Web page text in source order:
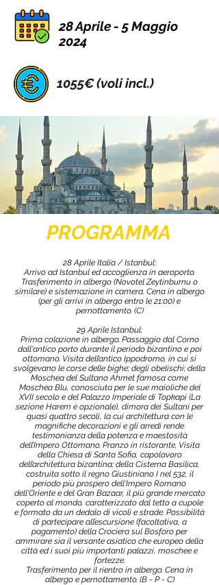
28 Aprile - 5 Maggio
2024
1055€ (voli incl.)
PROGRAMMA
28 Aprile Italia / Istanbul:
Arrivo ad Istanbul ed accoglienza in aeroporto.
Trasferimento in albergo (Novotel Zeytinburnu o
similare) e sistemazione in camera. Cena in albergo
(per gli arrivi in albergo entro le 21:00) e
pernottamento. (C)
29 Aprile Istanbul:
Prima colazione in albergo. Passaggio dal Corno
dall'antico porto durante il periodo bizantino e poi
ottomano. Visita dell’antico Ippodromo, in cui si
svolgevano le corse delle bighe; degli obelischi; della
Moschea del Sultano Ahmet famosa come
Moschea Blu, conosciuta per le sue maioliche del
XVII secolo e del Palazzo Imperiale di Topkapi (La
sezione Harem è opzionale), dimora dei Sultani per
quasi quattro secoli, la cui architettura con le
magnifiche decorazioni e gli arredi rende
testimonianza della potenza e maestosità
dell’Impero Ottomano. Pranzo in ristorante. Visita
della Chiesa di Santa Sofia, capolavoro
dell’architettura bizantina; della Cisterna Basilica,
costruita sotto il regno Giustiniano I nel 532, il
periodo più prospero dell'Impero Romano
dell'Oriente e del Gran Bazaar, il più grande mercato
coperto al mondo, caratterizzato dal tetto a cupole
e formato da un dedalo di vicoli e strade. Possibilità
di partecipare all’escursione (facoltativa, a
pagamento) della Crociera sul Bosforo per
ammirare sia il versante asiatico che europeo della
città ed i suoi più importanti palazzi, moschee e
fortezze.
Trasferimento per il rientro in albergo. Cena in
albergo e pernottamento. (B - P - C)